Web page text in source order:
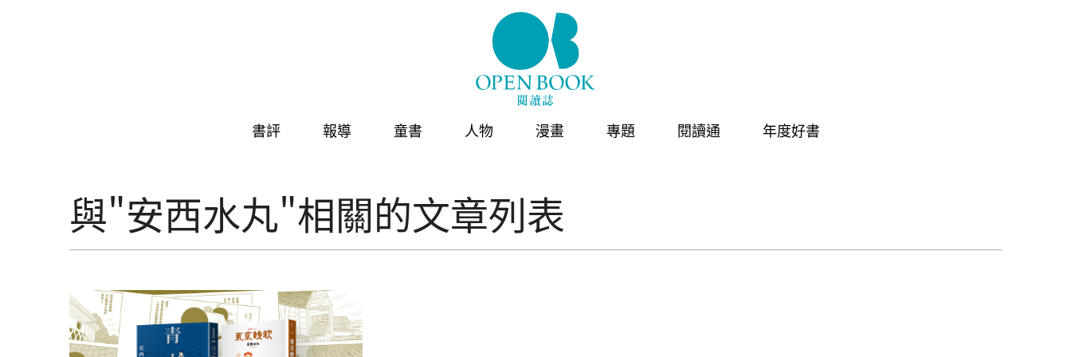
書評 報導 童書 人物 漫畫 專題 閱讀通 年度好書
與"安西水丸"相關的文章列表